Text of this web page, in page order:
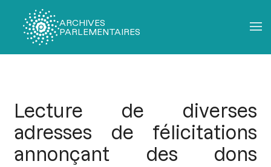
ARCHIVES
PARLEMENTAIRES
Lecture de diverses
adresses de félicitations
annonçant des dons